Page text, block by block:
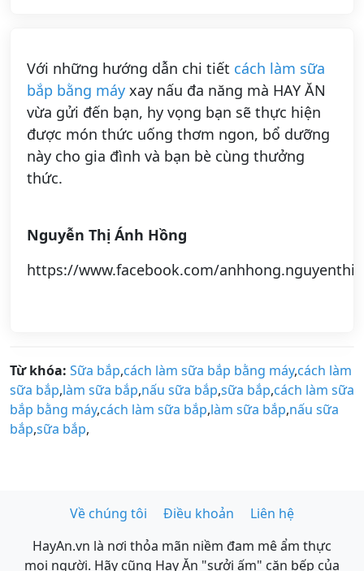
Với những hướng dẫn chi tiết cách làm sữa
bắp bằng máy xay nấu đa năng mà HAY ĂN
vừa gửi đến bạn, hy vọng bạn sẽ thực hiện
được món thức uống thơm ngon, bổ dưỡng
này cho gia đình và bạn bè cùng thưởng
thức.
Nguyễn Thị Ánh Hồng
https://www.facebook.com/
Từ khóa: Sữa bắp,cách làm sữa bắp bằng máy,cách làm
sữa bắp,làm sữa bắp,nấu sữa bắp,sữa bắp,cách làm sữa
bắp bằng máy,cách làm sữa bắp,làm sữa bắp,nấu sữa
bắp,sữa bắp,
Về chúng tôi Điều khoản
Liên hệ
HayAn.vn là nơi thỏa mãn niềm đam mê ẩm thực
mọi người. Hãy cũng Hay Ăn "sưởi ấm" căn bếp của